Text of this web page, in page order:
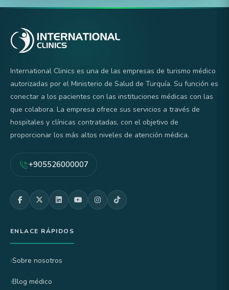
International Clinics es una de las empresas de turismo médico
autorizadas por el Ministerio de Salud de Turquía. Su función es
conectar a los pacientes con las instituciones médicas con las
que colabora. La empresa ofrece sus servicios a través de
hospitales y clínicas contratadas, con el objetivo de
proporcionar los más altos niveles de atención médica.
+905526000007
ENLACE RÁPIDOS
Sobre nosotros
Blog médico